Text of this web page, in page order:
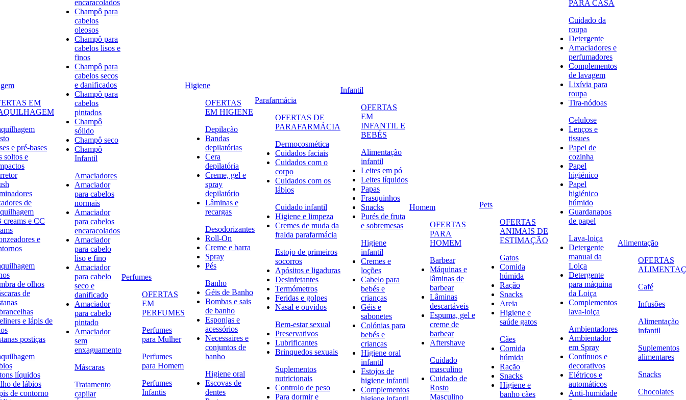
EM
e pré-bases
soltos e
de
creams e CC
e
de olhos
de
e lápis de
postiças
líquidos
de lábios
de contorno
encaracolados
Champô para
cabelos
oleosos
Champô para
cabelos lisos e
finos
Champô para
cabelos secos
e danificados
Champô para
cabelos
pintados
Champô
sólido
Champô seco
Champô
Infantil
Amaciadores
Amaciador
para cabelos
normais
Amaciador
para cabelos
encaracolados
Amaciador
para cabelo
liso e fino
Amaciador
para cabelo
seco e
danificado
Amaciador
para cabelo
pintado
Amaciador
sem
enxaguamento
Máscaras
Tratamento
capilar
Perfumes
OFERTAS
EM
PERFUMES
Perfumes
para Mulher
Perfumes
para Homem
Perfumes
Infantis
Higiene
OFERTAS
EM HIGIENE
Depilação
Bandas
depilatórias
Cera
depilatória
Creme, gel e
spray
depilatório
Lâminas e
recargas
Desodorizantes
Roll-On
Creme e barra
Spray
Pés
Banho
Géis de Banho
Bombas e sais
de banho
Esponjas e
acessórios
Necessaires e
conjuntos de
banho
Higiene oral
Escovas de
dentes
Parafarmácia
OFERTAS DE
PARAFARMÁCIA
Dermocosmética
Cuidados faciais
Cuidados com o
corpo
Cuidados com os
lábios
Cuidado infantil
Higiene e limpeza
Cremes de muda da
fralda parafarmácia
Estojo de primeiros
socorros
Apósitos e ligaduras
Desinfetantes
Termómetros
Feridas e golpes
Nasal e ouvidos
Bem-estar sexual
Preservativos
Lubrificantes
Brinquedos sexuais
Suplementos
nutricionais
Controlo de peso
Para dormir e
Infantil
OFERTAS
EM
INFANTIL E
BEBÉS
Alimentação
infantil
Leites em pó
Leites líquidos
Papas
Frasquinhos
Snacks
Purés de fruta
e sobremesas
Higiene
infantil
Cremes e
loções
Cabelo para
bebés e
crianças
Géis e
sabonetes
Colónias para
bebés e
crianças
Higiene oral
infantil
Estojos de
higiene infantil
Complementos
Homem
OFERTAS
PARA
HOMEM
Barbear
Máquinas e
lâminas de
barbear
Lâminas
descartáveis
Espuma, gel e
creme de
barbear
Aftershave
Cuidado
masculino
Cuidado de
Rosto
Masculino
Pets
OFERTAS
ANIMAIS DE
ESTIMAÇÃO
Gatos
Comida
húmida
Ração
Snacks
Areia
Higiene e
saúde gatos
Cães
Comida
húmida
Ração
Snacks
Higiene e
banho cães
PARA CASA
Cuidado da
roupa
Detergente
Amaciadores e
perfumadores
Complementos
de lavagem
Lixívia para
roupa
Tira-nódoas
Celulose
Lenços e
tissues
Papel de
cozinha
Papel
higiénico
Papel
higiénico
húmido
Guardanapos
de papel
Lava-loiça
Detergente
manual da
Loiça
Detergente
para máquina
da Loiça
Complementos
lava-loiça
Ambientadores
Ambientador
em Spray
Contínuos e
decorativos
Elétricos e
automáticos
Anti-humidade
Alimentação
OFERTAS
Café
Infusões
Alimentação
infantil
Suplementos
alimentares
Snacks
Chocolates